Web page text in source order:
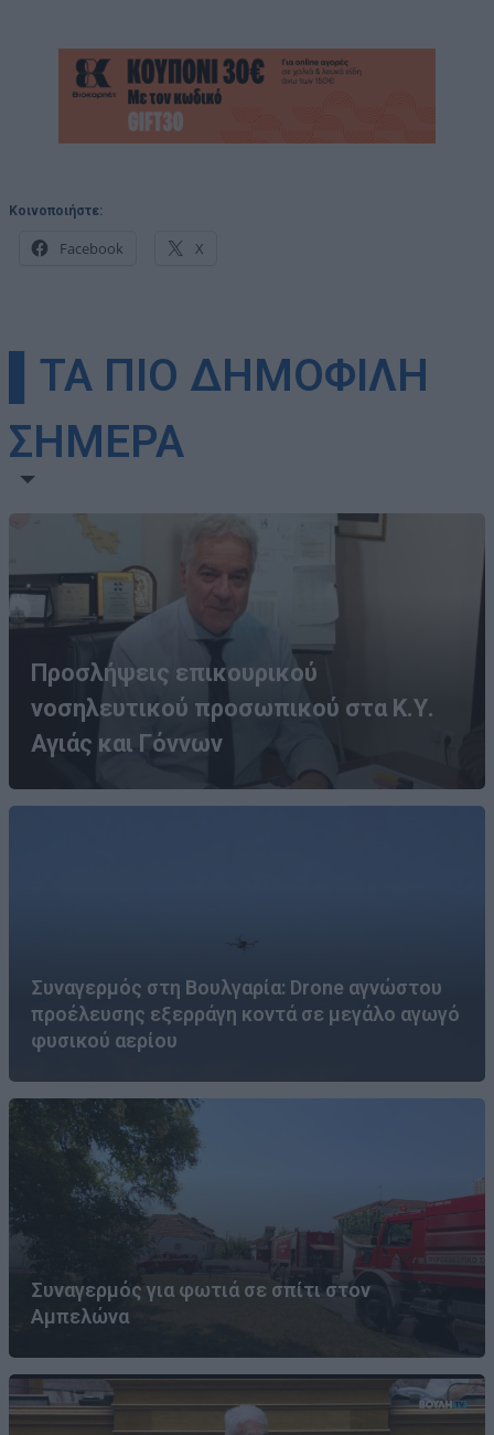
Κοινοποιήστε:
Facebook X
▌ΤΑ ΠΙΟ ΔΗΜΟΦΙΛΗ
ΣΗΜΕΡΑ
Προσλήψεις επικουρικού
νοσηλευτικού προσωπικού στα Κ.Υ.
Αγιάς και Γόννων
Συναγερμός στη Βουλγαρία: Drone αγνώστου
προέλευσης εξερράγη κοντά σε μεγάλο αγωγό
φυσικού αερίου
Συναγερμός για φωτιά σε σπίτι στον
Αμπελώνα